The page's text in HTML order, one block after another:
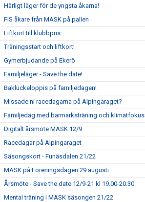
Härligt läger för de yngsta åkarna!
FIS åkare från MASK på pallen
Liftkort till klubbpris
Träningsstart och liftkort!
Gymerbjudande på Ekerö
Familjeläger - Save the date!
Bakluckeloppis på familjedagen!
Missade ni racedagarna på Alpingaraget?
Familjedag med barmarksträning och klimatfokus
Digitalt årsmöte MASK 12/9
Racedagar på Alpingaraget
Säsongskort - Funäsdalen 21/22
MASK på Föreningsdagen 29 augusti
Årsmöte - Save the date 12/9-21 kl 19.00-20.30
Mental träning i MASK säsongen 21/22